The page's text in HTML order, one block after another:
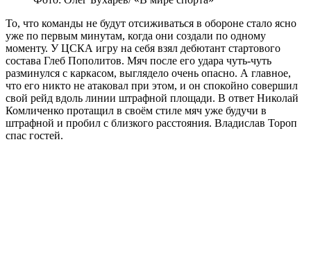
То, что команды не будут отсиживаться в обороне стало ясно
уже по первым минутам, когда они создали по одному
моменту. У ЦСКА игру на себя взял дебютант стартового
состава Глеб Пополитов. Мяч после его удара чуть-чуть
разминулся с каркасом, выглядело очень опасно. А главное,
что его никто не атаковал при этом, и он спокойно совершил
свой рейд вдоль линии штрафной площади. В ответ Николай
Комличенко протащил в своём стиле мяч уже будучи в
штрафной и пробил с близкого расстояния. Владислав Тороп
спас гостей.